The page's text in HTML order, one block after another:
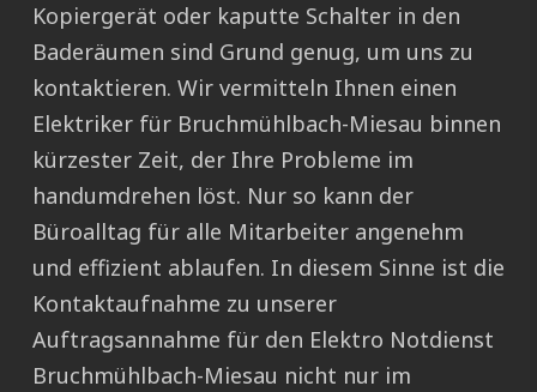
Kopiergerät oder kaputte Schalter in den
Baderäumen sind Grund genug, um uns zu
kontaktieren. Wir vermitteln Ihnen einen
Elektriker für Bruchmühlbach-Miesau binnen
kürzester Zeit, der Ihre Probleme im
handumdrehen löst. Nur so kann der
Büroalltag für alle Mitarbeiter angenehm
und effizient ablaufen. In diesem Sinne ist die
Kontaktaufnahme zu unserer
Auftragsannahme für den Elektro Notdienst
Bruchmühlbach-Miesau nicht nur im